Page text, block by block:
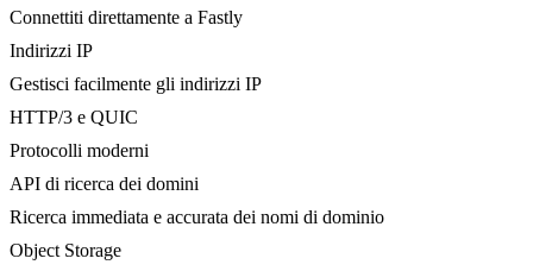
Connettiti direttamente a Fastly
Indirizzi IP
Gestisci facilmente gli indirizzi IP
HTTP/3 e QUIC
Protocolli moderni
API di ricerca dei domini
Ricerca immediata e accurata dei nomi di dominio
Object Storage